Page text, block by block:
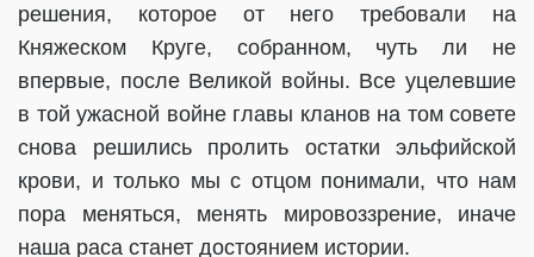
решения, которое от него требовали на
Княжеском Круге, собранном, чуть ли не
впервые, после Великой войны. Все уцелевшие
в той ужасной войне главы кланов на том совете
снова решились пролить остатки эльфийской
крови, и только мы с отцом понимали, что нам
пора меняться, менять мировоззрение, иначе
наша раса станет достоянием истории.